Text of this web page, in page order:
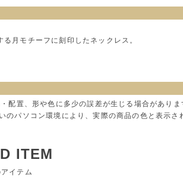
月モチーフに刻印したネックレス。
配置、形や色に多少の誤差が生じる場合があり
パソコン環境により、実際の商品の色と表示さ
ITEM
イテム